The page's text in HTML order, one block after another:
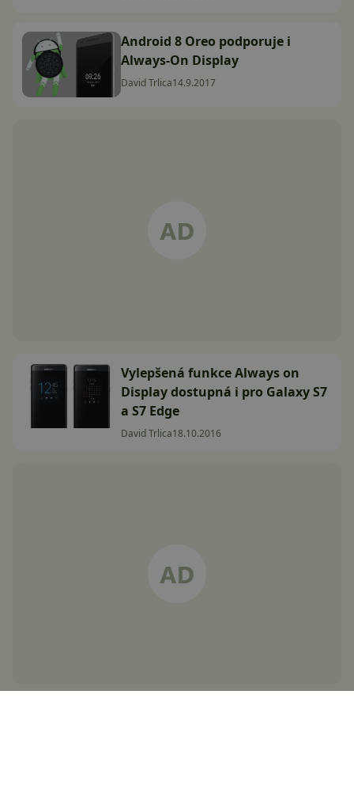
Android 8 Oreo podporuje i
Always-On Display
David Trlica14.9.2017
Vylepšená funkce Always on
Display dostupná i pro Galaxy S7
a S7 Edge
David Trlica18.10.2016